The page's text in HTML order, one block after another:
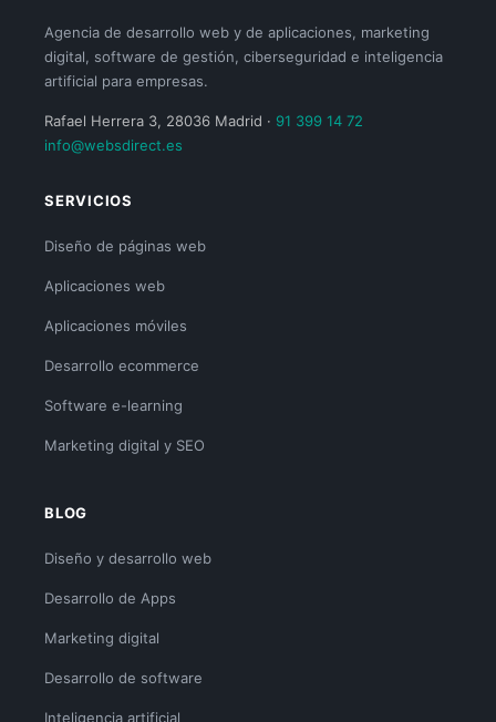
Agencia de desarrollo web y de aplicaciones, marketing
digital, software de gestión, ciberseguridad e inteligencia
artificial para empresas.
Rafael Herrera 3, 28036 Madrid · 91 399 14 72
info@websdirect.es
SERVICIOS
Diseño de páginas web
Aplicaciones web
Aplicaciones móviles
Desarrollo ecommerce
Software e-learning
Marketing digital y SEO
BLOG
Diseño y desarrollo web
Desarrollo de Apps
Marketing digital
Desarrollo de software
Inteligencia artificial